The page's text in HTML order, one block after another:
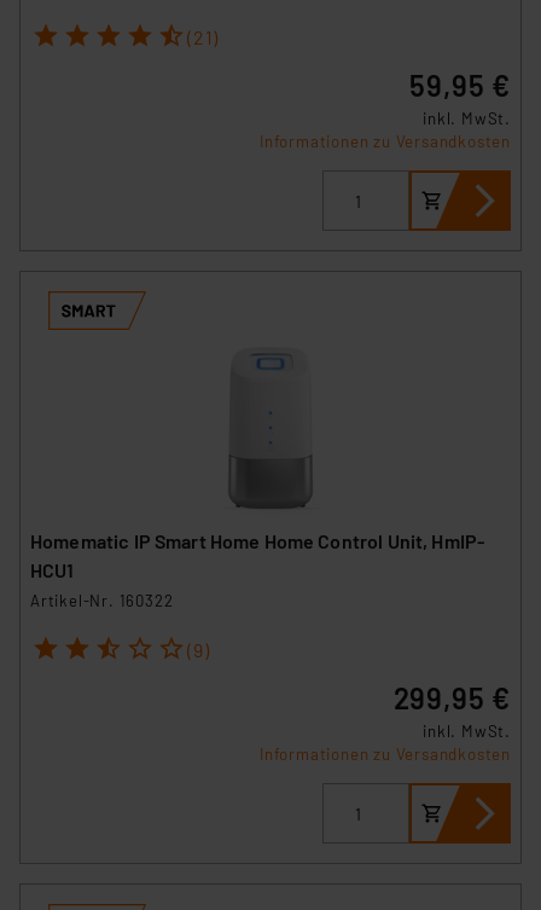
1 2 3 4 5 (21)
59,95 €
inkl. MwSt.
Informationen zu Versandkosten
Homematic IP Smart Home Home Control Unit, HmIP-
HCU1
Artikel-Nr. 160322
1 2 3 4 5 (9)
299,95 €
inkl. MwSt.
Informationen zu Versandkosten